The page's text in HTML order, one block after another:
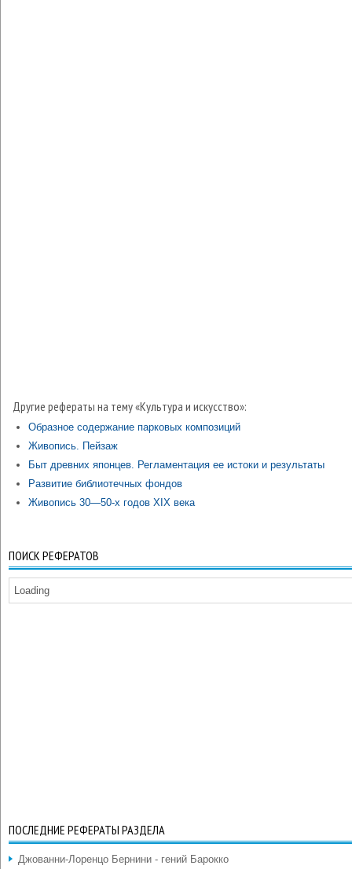
Другие рефераты на тему «Культура и искусство»:
Образное содержание парковых композиций
Живопись. Пейзаж
Быт древних японцев. Регламентация ее истоки и результаты
Развитие библиотечных фондов
Живопись 30—50-х годов XIX века
ПОИСК РЕФЕРАТОВ
Loading
ПОСЛЕДНИЕ РЕФЕРАТЫ РАЗДЕЛА
Джованни-Лоренцо Бернини - гений Барокко